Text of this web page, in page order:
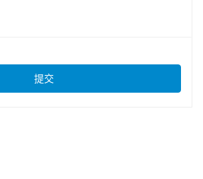
提交